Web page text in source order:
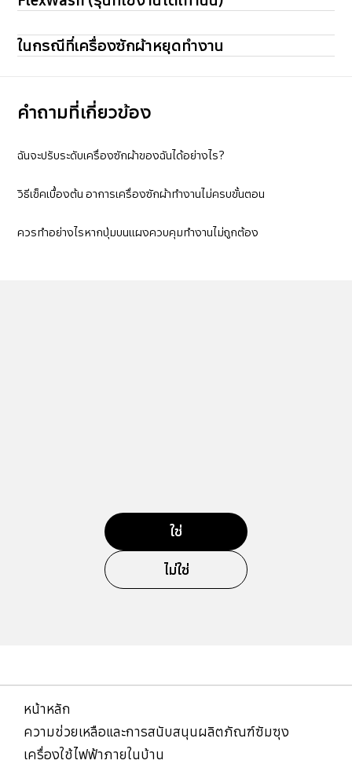
ในกรณีที่เครื่องซักผ้าหยุดทำงาน
คำถามที่เกี่ยวข้อง
ฉันจะปรับระดับเครื่องซักผ้าของฉันได้อย่างไร?
วิธีเช็คเบื้องต้น อาการเครื่องซักผ้าทำงานไม่ครบขั้นตอน
ควรทำอย่างไรหากปุ่มบนแผงควบคุมทำงานไม่ถูกต้อง
ใช่
ไม่ใช่
หน้าหลัก
ความช่วยเหลือและการสนับสนุนผลิตภัณฑ์ซัมซุง
เครื่องใช้ไฟฟ้าภายในบ้าน